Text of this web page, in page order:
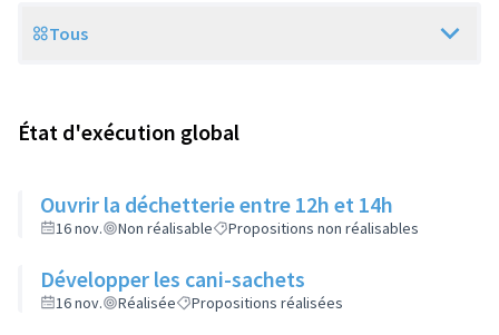
Scope
Tous
État d'exécution global
Ouvrir la déchetterie entre 12h et 14h
16 nov. Non réalisable Propositions non réalisables
Développer les cani-sachets
16 nov. Réalisée Propositions réalisées